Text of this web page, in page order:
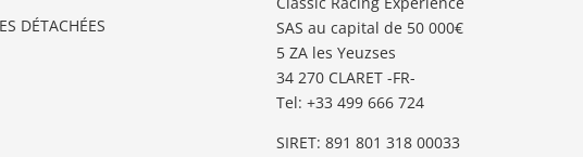
DÉTACHÉES
SAS au capital de 50 000€
5 ZA les Yeuzses
34 270 CLARET -FR-
Tel: ‭+33 499 666 724‬
SIRET: 891 801 318 00033